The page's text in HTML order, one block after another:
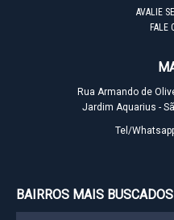
AVALIE
FALE
Rua Armando de
Jardim Aquarius -
Tel/
BAIRROS MAIS BUSCADOS